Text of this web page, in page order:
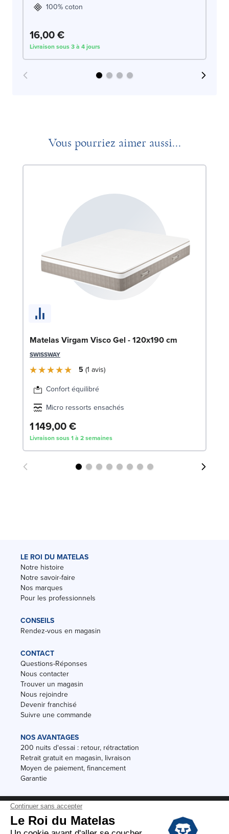
100% coton
16,00 €
Livraison sous 3 à 4 jours
Vous pourriez aimer aussi...
Matelas Virgam Visco Gel - 120x190 cm
SWISSWAY
5 1 avis
Confort équilibré
Micro ressorts ensachés
1 149,00 €
Livraison sous 1 à 2 semaines
LE ROI DU MATELAS
Notre histoire
Notre savoir-faire
Nos marques
Pour les professionnels
CONSEILS
Rendez-vous en magasin
CONTACT
Questions-Réponses
Nous contacter
Trouver un magasin
Nous rejoindre
Devenir franchisé
Suivre une commande
NOS AVANTAGES
200 nuits d'essai : retour, rétractation
Retrait gratuit en magasin, livraison
Moyen de paiement, financement
Garantie
Conditions des offres
Black Friday